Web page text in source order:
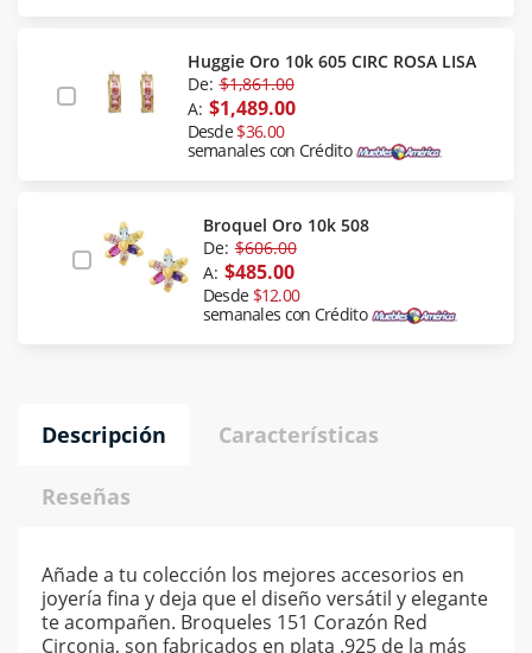
Huggie Oro 10k 605 CIRC ROSA LISA
De: $1,861.00
A: $1,489.00
Desde$36.00
semanales con Crédito
Broquel Oro 10k 508
De: $606.00
A: $485.00
Desde $12.00
semanales con Crédito
Descripción Características
Reseñas
Añade a tu colección los mejores accesorios en
joyería fina y deja que el diseño versátil y elegante
te acompañen. Broqueles 151 Corazón Red
Circonia, son fabricados en plata .925 de la más